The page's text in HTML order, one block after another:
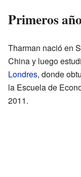
Primeros
Tharman nació en
China y luego
Londres, donde
la Escuela de
2011.